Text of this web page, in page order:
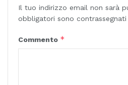
Il tuo indirizzo email non sarà
obbligatori sono contrassegnati
Commento *